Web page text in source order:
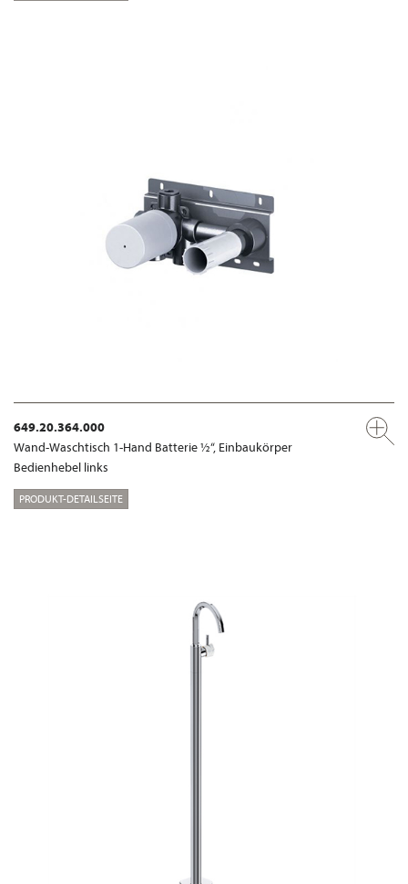
649.20.364.000
Wand-Waschtisch 1-Hand Batterie ½“, Einbaukörper
Bedienhebel links
PRODUKT-DETAILSEITE